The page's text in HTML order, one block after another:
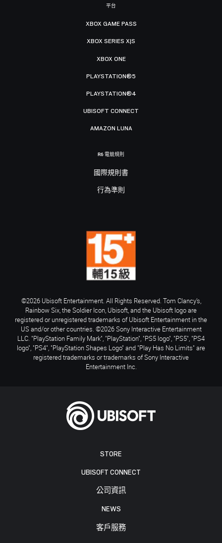
STORE
UBISOFT CONNECT
公司資訊
NEWS
客戶服務
平台
XBOX GAME PASS
XBOX SERIES X|S
XBOX ONE
PLAYSTATION®5
PLAYSTATION®4
UBISOFT CONNECT
AMAZON LUNA
R6 電競規則
國際規則書
行為準則
©2026 Ubisoft Entertainment. All Rights Reserved. Tom Clancy’s,
Rainbow Six, the Soldier Icon, Ubisoft, and the Ubisoft logo are
registered or unregistered trademarks of Ubisoft Entertainment in the
US and/or other countries. ©2026 Sony Interactive Entertainment
LLC. "PlayStation Family Mark", "PlayStation", "PS5 logo", "PS5", "PS4
logo", "PS4", "PlayStation Shapes Logo" and "Play Has No Limits" are
registered trademarks or trademarks of Sony Interactive
Entertainment Inc.